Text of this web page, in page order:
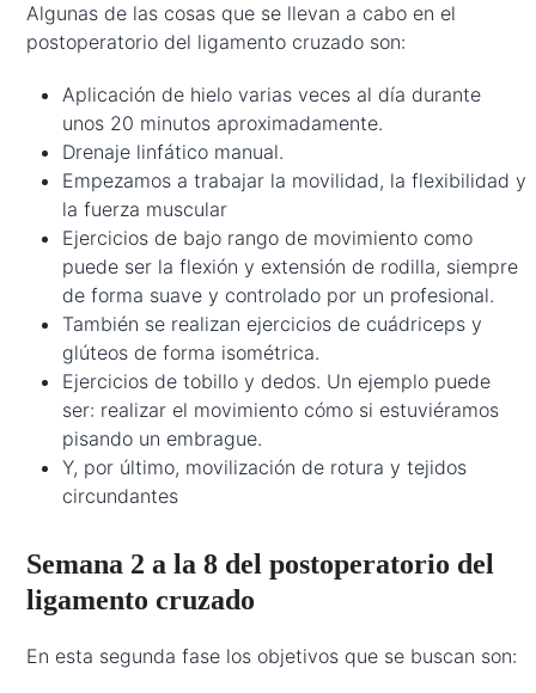
Algunas de las cosas que se llevan a cabo en el
postoperatorio del ligamento cruzado son:
Aplicación de hielo varias veces al día durante
unos 20 minutos aproximadamente.
Drenaje linfático manual.
Empezamos a trabajar la movilidad, la flexibilidad y
la fuerza muscular
Ejercicios de bajo rango de movimiento como
puede ser la flexión y extensión de rodilla, siempre
de forma suave y controlado por un profesional.
También se realizan ejercicios de cuádriceps y
glúteos de forma isométrica.
Ejercicios de tobillo y dedos. Un ejemplo puede
ser: realizar el movimiento cómo si estuviéramos
pisando un embrague.
Y, por último, movilización de rotura y tejidos
circundantes
Semana 2 a la 8 del postoperatorio del
ligamento cruzado
En esta segunda fase los objetivos que se buscan son: